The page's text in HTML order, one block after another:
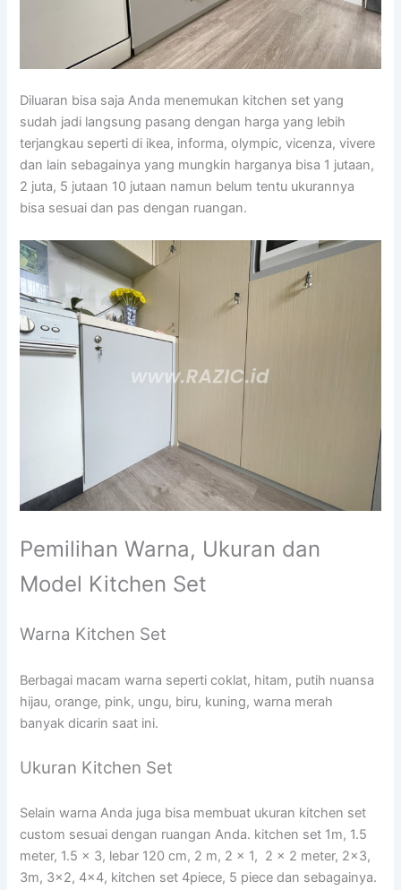
Diluaran bisa saja Anda menemukan kitchen set yang
sudah jadi langsung pasang dengan harga yang lebih
terjangkau seperti di ikea, informa, olympic, vicenza, vivere
dan lain sebagainya yang mungkin harganya bisa 1 jutaan,
2 juta, 5 jutaan 10 jutaan namun belum tentu ukurannya
bisa sesuai dan pas dengan ruangan.
Pemilihan Warna, Ukuran dan
Model Kitchen Set
Warna Kitchen Set
Berbagai macam warna seperti coklat, hitam, putih nuansa
hijau, orange, pink, ungu, biru, kuning, warna merah
banyak dicarin saat ini.
Ukuran Kitchen Set
Selain warna Anda juga bisa membuat ukuran kitchen set
custom sesuai dengan ruangan Anda. kitchen set 1m, 1.5
meter, 1.5 x 3, lebar 120 cm, 2 m, 2 x 1, 2 x 2 meter, 2×3,
3m, 3×2, 4×4, kitchen set 4piece, 5 piece dan sebagainya.